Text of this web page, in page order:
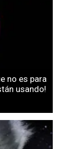
no es para
usando!